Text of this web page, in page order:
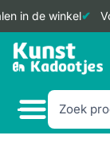
in de winkel
Doorgaan
naar